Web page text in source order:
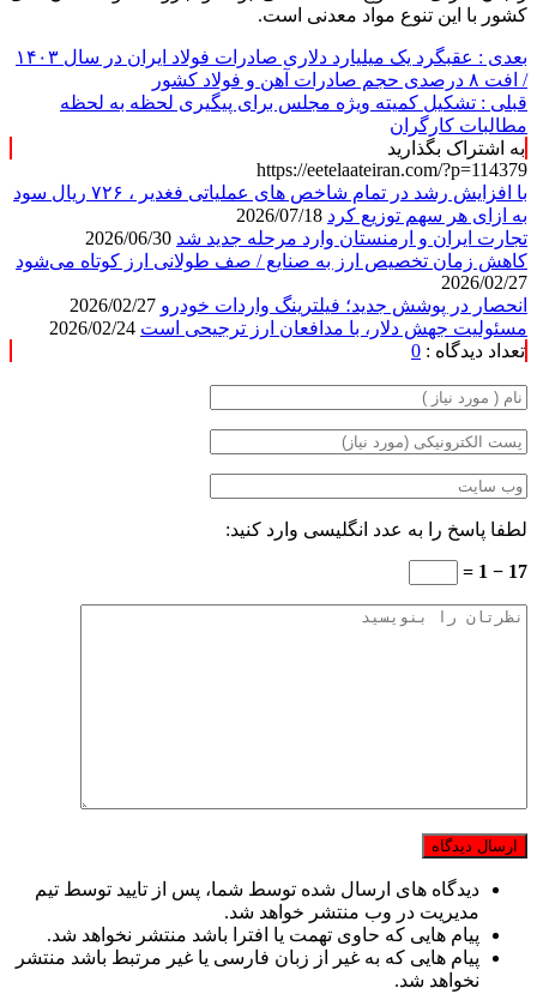
کشور با این تنوع مواد معدنی است.
بعدی :
عقبگرد یک میلیارد دلاری صادرات فولاد ایران در سال ۱۴۰۳
/ افت ۸ درصدی حجم صادرات آهن و فولاد کشور
قبلی : تشکیل کمیته ویژه مجلس برای پیگیری لحظه‌ به‌ لحظه
مطالبات کارگران
به اشتراک بگذارید
https://eetelaateiran.com/?p=114379
با افزایش رشد در تمام شاخص های عملیاتی ‌فغدیر ، ۷۲۶ ریال سود
به ازای هر سهم توزیع کرد
تجارت ایران و ارمنستان وارد مرحله جدید شد
کاهش زمان تخصیص ارز به صنایع / صف طولانی ارز کوتاه می‌شود
2026/02/27
انحصار در پوشش جدید؛ فیلترینگ واردات خودرو
مسئولیت جهش دلار، با مدافعان ارز ترجیحی است
تعداد دیدگاه : 0
لطفا پاسخ را به عدد انگلیسی وارد کنید:
17 − 1 =
دیدگاه های ارسال شده توسط شما، پس از تایید توسط تیم
مدیریت در وب منتشر خواهد شد.
پیام هایی که حاوی تهمت یا افترا باشد منتشر نخواهد شد.
پیام هایی که به غیر از زبان فارسی یا غیر مرتبط باشد منتشر
نخواهد شد.